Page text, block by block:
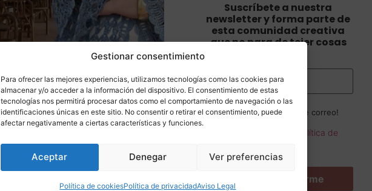
Gestionar consentimiento
Para ofrecer las mejores experiencias, utilizamos tecnologías como las cookies para
almacenar y/o acceder a la información del dispositivo. El consentimiento de estas
tecnologías nos permitirá procesar datos como el comportamiento de navegación o las
identificaciones únicas en este sitio. No consentir o retirar el consentimiento, puede
afectar negativamente a ciertas características y funciones.
Aceptar Denegar Ver preferencias
Política de cookiesPolítica de privacidadAviso Legal
Suscríbete a nuestra
newsletter y forma parte de
esta comunidad creativa
que no para de tejer cosas
¡Suscríbeme a la lista de correo!
política de